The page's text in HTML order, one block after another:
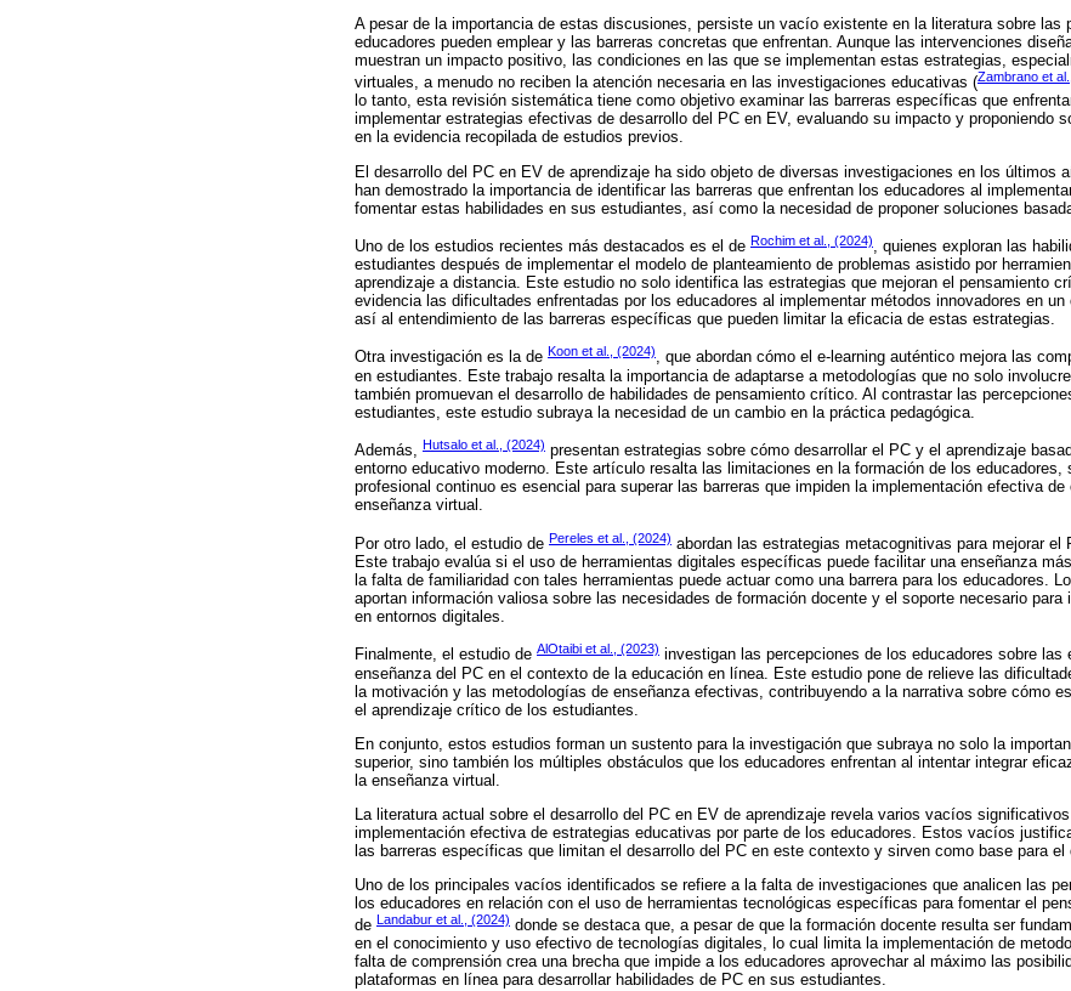
A pesar de la importancia de estas discusiones, persiste un vacío existente en la literatura sobre las
educadores pueden emplear y las barreras concretas que enfrentan. Aunque las intervenciones
muestran un impacto positivo, las condiciones en las que se implementan estas estrategias,
virtuales, a menudo no reciben la atención necesaria en las investigaciones educativas (Zambrano et
lo tanto, esta revisión sistemática tiene como objetivo examinar las barreras específicas que
implementar estrategias efectivas de desarrollo del PC en EV, evaluando su impacto y proponiendo
en la evidencia recopilada de estudios previos.
El desarrollo del PC en EV de aprendizaje ha sido objeto de diversas investigaciones en los últimos
han demostrado la importancia de identificar las barreras que enfrentan los educadores al
fomentar estas habilidades en sus estudiantes, así como la necesidad de proponer soluciones
Uno de los estudios recientes más destacados es el de Rochim et al., (2024), quienes exploran las
estudiantes después de implementar el modelo de planteamiento de problemas asistido por
aprendizaje a distancia. Este estudio no solo identifica las estrategias que mejoran el pensamiento
evidencia las dificultades enfrentadas por los educadores al implementar métodos innovadores en
así al entendimiento de las barreras específicas que pueden limitar la eficacia de estas estrategias.
Otra investigación es la de Koon et al., (2024), que abordan cómo el e-learning auténtico mejora las
en estudiantes. Este trabajo resalta la importancia de adaptarse a metodologías que no solo
también promuevan el desarrollo de habilidades de pensamiento crítico. Al contrastar las
estudiantes, este estudio subraya la necesidad de un cambio en la práctica pedagógica.
Además, Hutsalo et al., (2024) presentan estrategias sobre cómo desarrollar el PC y el aprendizaje
entorno educativo moderno. Este artículo resalta las limitaciones en la formación de los educadores,
profesional continuo es esencial para superar las barreras que impiden la implementación efectiva
enseñanza virtual.
Por otro lado, el estudio de Pereles et al., (2024) abordan las estrategias metacognitivas para mejorar el
Este trabajo evalúa si el uso de herramientas digitales específicas puede facilitar una enseñanza
la falta de familiaridad con tales herramientas puede actuar como una barrera para los educadores.
aportan información valiosa sobre las necesidades de formación docente y el soporte necesario
en entornos digitales.
Finalmente, el estudio de AlOtaibi et al., (2023) investigan las percepciones de los educadores sobre
enseñanza del PC en el contexto de la educación en línea. Este estudio pone de relieve las
la motivación y las metodologías de enseñanza efectivas, contribuyendo a la narrativa sobre cómo
el aprendizaje crítico de los estudiantes.
En conjunto, estos estudios forman un sustento para la investigación que subraya no solo la
superior, sino también los múltiples obstáculos que los educadores enfrentan al intentar integrar
la enseñanza virtual.
La literatura actual sobre el desarrollo del PC en EV de aprendizaje revela varios vacíos
implementación efectiva de estrategias educativas por parte de los educadores. Estos vacíos
las barreras específicas que limitan el desarrollo del PC en este contexto y sirven como base para el
Uno de los principales vacíos identificados se refiere a la falta de investigaciones que analicen las
los educadores en relación con el uso de herramientas tecnológicas específicas para fomentar el
de Landabur et al., (2024) donde se destaca que, a pesar de que la formación docente resulta ser
en el conocimiento y uso efectivo de tecnologías digitales, lo cual limita la implementación de
falta de comprensión crea una brecha que impide a los educadores aprovechar al máximo las
plataformas en línea para desarrollar habilidades de PC en sus estudiantes.